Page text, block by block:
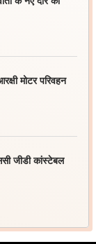
मोटर परिवहन
जीडी कांस्टेबल